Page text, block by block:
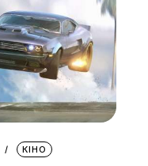
КІНО